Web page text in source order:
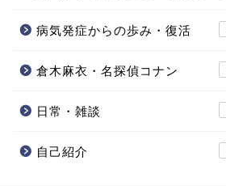
病気発症からの歩み・復活
倉木麻衣・名探偵コナン
日常・雑談
自己紹介